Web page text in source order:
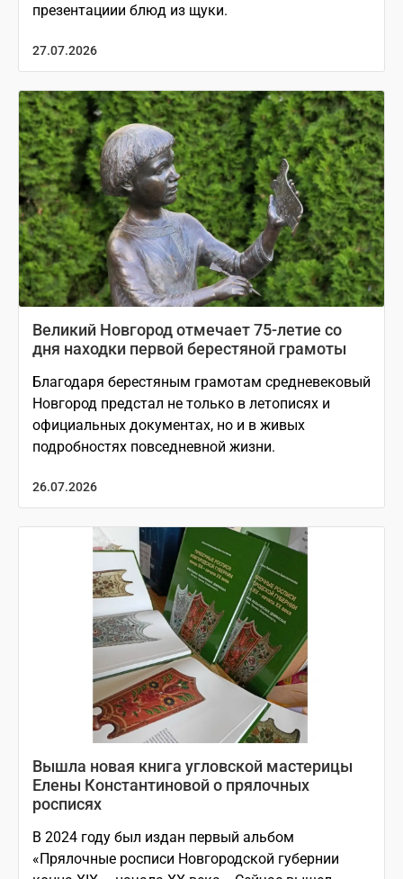
презентациии блюд из щуки.
27.07.2026
Великий Новгород отмечает 75-летие со
дня находки первой берестяной грамоты
Благодаря берестяным грамотам средневековый
Новгород предстал не только в летописях и
официальных документах, но и в живых
подробностях повседневной жизни.
26.07.2026
Вышла новая книга угловской мастерицы
Елены Константиновой о прялочных
росписях
В 2024 году был издан первый альбом
«Прялочные росписи Новгородской губернии